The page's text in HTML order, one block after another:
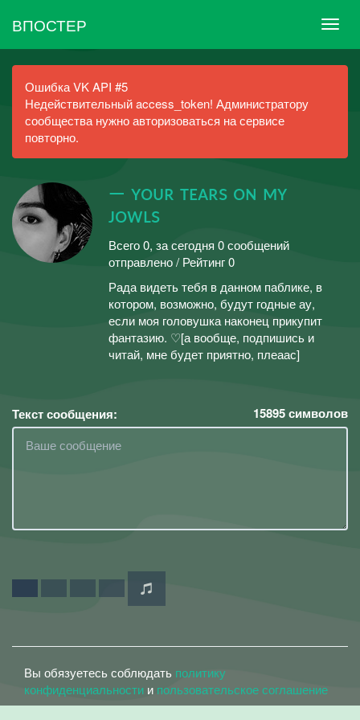
ВПОСТЕР
Ошибка VK API #5
Недействительный access_token! Администратору
сообщества нужно авторизоваться на сервисе
повторно.
— ʏᴏᴜʀ ᴛᴇᴀʀs ᴏɴ ᴍʏ
ᴊᴏᴡʟs
Всего 0, за сегодня 0 сообщений
отправлено / Рейтинг 0
Рада видеть тебя в данном паблике, в
котором, возможно, будут годные ау,
если моя головушка наконец прикупит
фантазию. ♡[а вообще, подпишись и
читай, мне будет приятно, плеаас]
Текст сообщения: 15895символов
Вы обязуетесь соблюдать политику
конфиденциальности и пользовательское соглашение